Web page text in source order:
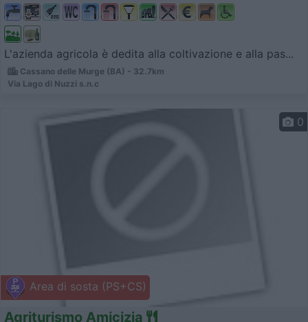
L'azienda agricola è dedita alla coltivazione e alla pas...
Cassano delle Murge (BA) - 32.7km
Via Lago di Nuzzi s.n.c
Area di sosta (PS+CS)
0
Agriturismo Amicizia